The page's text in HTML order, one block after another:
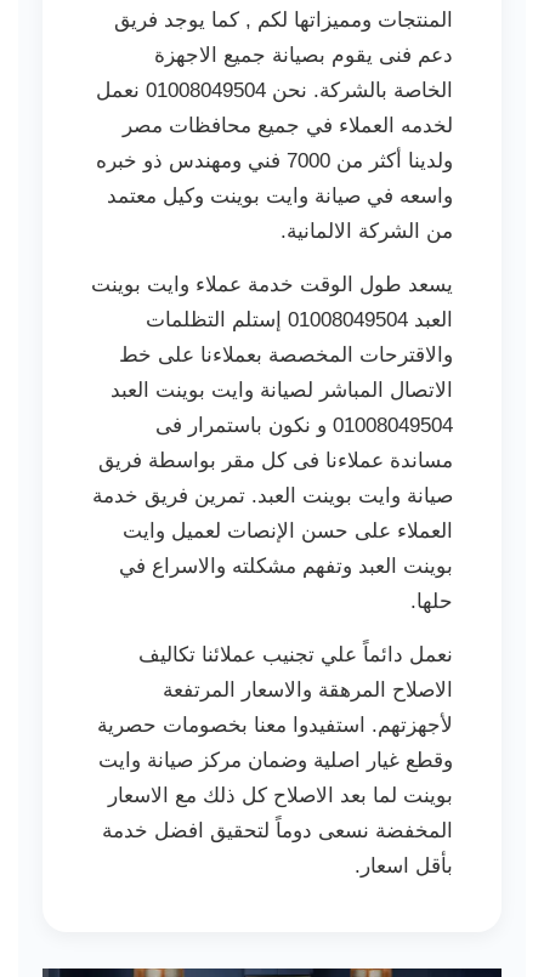
المنتجات ومميزاتها لكم , كما يوجد فريق
دعم فنى يقوم بصيانة جميع الاجهزة
الخاصة بالشركة. نحن 01008049504 نعمل
لخدمه العملاء في جميع محافظات مصر
ولدينا أكثر من 7000 فني ومهندس ذو خبره
واسعه في صيانة وايت بوينت وكيل معتمد
من الشركة الالمانية.
يسعد طول الوقت خدمة عملاء وايت بوينت
العبد 01008049504 إستلم التظلمات
والاقترحات المخصصة بعملاءنا على خط
الاتصال المباشر لصيانة وايت بوينت العبد
01008049504 و نكون باستمرار فى
مساندة عملاءنا فى كل مقر بواسطة فريق
صيانة وايت بوينت العبد. تمرين فريق خدمة
العملاء على حسن الإنصات لعميل وايت
بوينت العبد وتفهم مشكلته والاسراع في
حلها.
نعمل دائماً علي تجنيب عملائنا تكاليف
الاصلاح المرهقة والاسعار المرتفعة
لأجهزتهم. استفيدوا معنا بخصومات حصرية
وقطع غيار اصلية وضمان مركز صيانة وايت
بوينت لما بعد الاصلاح كل ذلك مع الاسعار
المخفضة نسعى دوماً لتحقيق افضل خدمة
بأقل اسعار.